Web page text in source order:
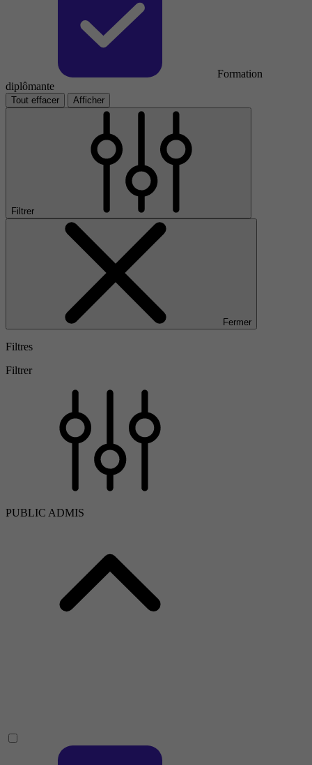
Formation
diplômante
Tout effacer Afficher
Filtrer
Fermer
Filtres
Filtrer
PUBLIC ADMIS